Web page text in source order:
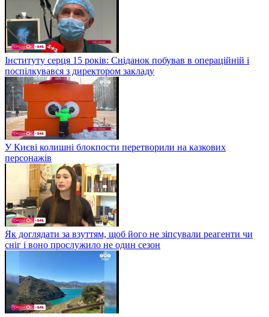
Інституту серця 15 років: Сніданок побував в операційній і
поспілкувався з директором закладу
У Києві колишні блокпости перетворили на казкових
персонажів
Як доглядати за взуттям, щоб його не зіпсували реагенти чи
сніг і воно прослужило не один сезон